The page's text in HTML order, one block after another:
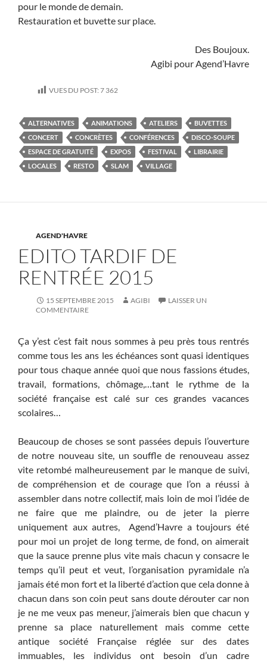
pour le monde de demain.
Restauration et buvette sur place.
Des Boujoux.
Agibi pour Agend’Havre
VUES DU POST: 7 362
ALTERNATIVES ANIMATIONS ATELIERS
BUVETTES
CONCERT
CONCRÈTES CONFÉRENCES
DISCO-SOUPE
ESPACE DE GRATUITÉ
EXPOS FESTIVAL
LIBRAIRIE
LOCALES
RESTO SLAM VILLAGE
AGEND'HAVRE
EDITO TARDIF DE
RENTRÉE 2015
15 SEPTEMBRE 2015 AGIBI
LAISSER UN
COMMENTAIRE
Ça y’est c’est fait nous sommes à peu près tous rentrés
comme tous les ans les échéances sont quasi identiques
pour tous chaque année quoi que nous fassions études,
travail, formations, chômage,…tant le rythme de la
société française est calé sur ces grandes vacances
scolaires…
Beaucoup de choses se sont passées depuis l’ouverture
de notre nouveau site, un souffle de renouveau assez
vite retombé malheureusement par le manque de suivi,
de compréhension et de courage que l’on a réussi à
assembler dans notre collectif, mais loin de moi l’idée de
ne faire que me plaindre, ou de jeter la pierre
uniquement aux autres, Agend’Havre a toujours été
pour moi un projet de long terme, de fond, on aimerait
que la sauce prenne plus vite mais chacun y consacre le
temps qu’il peut et veut, l’organisation pyramidale n’a
jamais été mon fort et la liberté d’action que cela donne à
chacun dans son coin peut sans doute dérouter car non
je ne me veux pas meneur, j’aimerais bien que chacun y
prenne sa place naturellement mais comme cette
antique société Française réglée sur des dates
immuables, les individus ont besoin d’un cadre